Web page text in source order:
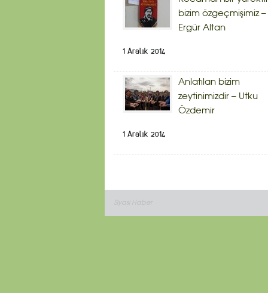
bizim özgeçmişimiz –
Ergür Altan
1 Aralık 2014
Anlatılan bizim
zeytinimizdir – Utku
Özdemir
1 Aralık 2014
Siyasi Haber